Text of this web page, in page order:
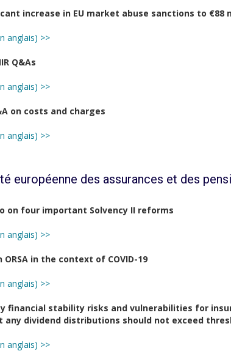
increase in EU market abuse sanctions to €88
anglais) >>
Q&As
anglais) >>
on costs and charges
anglais) >>
européenne des assurances et des
on four important Solvency II reforms
anglais) >>
ORSA in the context of COVID-19
anglais) >>
financial stability risks and vulnerabilities for
any dividend distributions should not exceed
anglais) >>